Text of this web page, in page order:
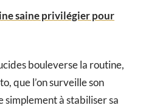
saine privilégier pour
bouleverse la routine,
que l’on surveille son
simplement à stabiliser sa